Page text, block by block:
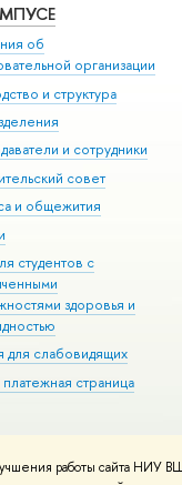
работы сайта НИУ
об
организации
и структура
и сотрудники
совет
и общежития
студентов с
здоровья и
для слабовидящих
платежная страница
1993–2026 Адреса и